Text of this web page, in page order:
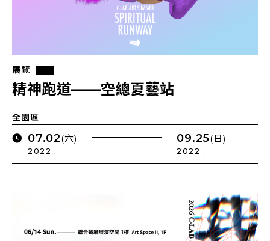
展覽
精神跑道——空總夏藝站
全園區
07.02(六)
2022 .
09.25(日)
2022 .